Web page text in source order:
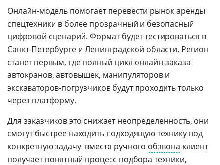
Онлайн-модель помогает перевести рынок аренды
спецтехники в более прозрачный и безопасный
цифровой сценарий. Формат будет тестироваться в
Санкт-Петербурге и Ленинградской области. Регион
станет первым, где полный цикл онлайн-заказа
автокранов, автовышек, манипуляторов и
экскаваторов-погрузчиков будут проходить только
через платформу.
Для заказчиков это снижает неопределенность, они
смогут быстрее находить подходящую технику под
конкретную задачу: вместо ручного обзвона клиент
получает понятный процесс подбора техники,